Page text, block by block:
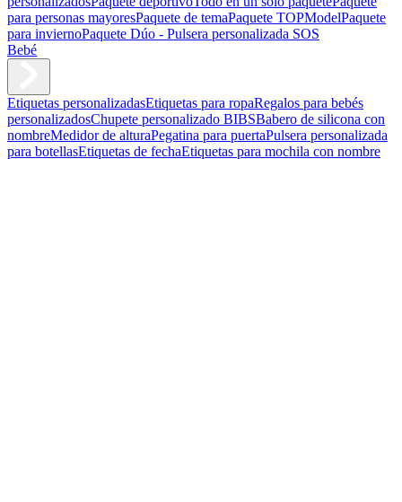
para personas mayoresPaquete de temaPaquete TOPModelPaquete
para inviernoPaquete Dúo - Pulsera personalizada SOS
Bebé
Etiquetas personalizadasEtiquetas para ropaRegalos para bebés
personalizadosChupete personalizado BIBSBabero de silicona con
nombreMedidor de alturaPegatina para puertaPulsera personalizada
para botellasEtiquetas de fechaEtiquetas para mochila con nombre